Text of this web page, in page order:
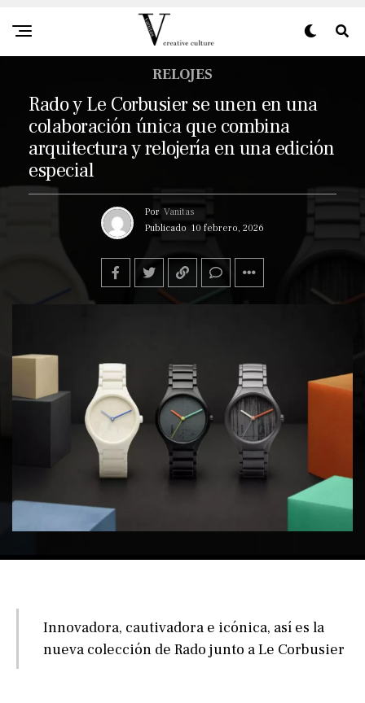
RELOJES
Rado y Le Corbusier se unen en una
colaboración única que combina
arquitectura y relojería en una edición
especial
Por Vanitas
Publicado 10 febrero, 2026
Innovadora, cautivadora e icónica, así es la
nueva colección de Rado junto a Le Corbusier